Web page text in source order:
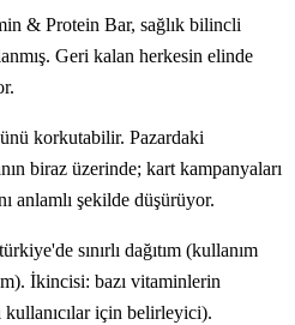
& Protein Bar, sağlık bilincli
Geri kalan herkesin elinde
korkutabilir. Pazardaki
biraz üzerinde; kart kampanyaları
anlamlı şekilde düşürüyor.
sınırlı dağıtım (kullanım
İkincisi: bazı vitaminlerin
kullanıcılar için belirleyici).